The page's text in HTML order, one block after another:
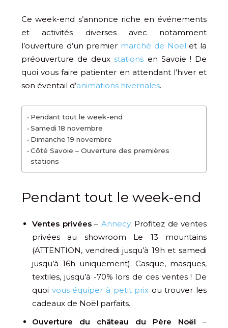
Ce week-end s’annonce riche en événements
et activités diverses avec notamment
l’ouverture d’un premier marché de Noël et la
préouverture de deuxstations en Savoie ! De
quoi vous faire patienter en attendant l’hiver et
son éventail d’animations hivernales.
Pendant tout le week-end
Samedi 18 novembre
Dimanche 19 novembre
Côté Savoie – Ouverture des premières
stations
Pendant tout le week-end
Ventes privées– Annecy. Profitez de ventes
privées au showroom Le 13 mountains
(ATTENTION, vendredi jusqu’à 19h et samedi
jusqu’à 16h uniquement). Casque, masques,
textiles, jusqu’à -70% lors de ces ventes ! De
quoi vous équiper à petit prix ou trouver les
cadeaux de Noël parfaits.
Ouverture du château du Père Noël –